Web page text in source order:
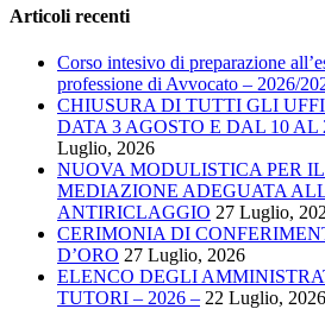
Articoli recenti
Corso intesivo di preparazione
professione di Avvocato – 2026/
CHIUSURA DI TUTTI GLI
DATA 3 AGOSTO E DAL 10 AL
Luglio, 2026
NUOVA MODULISTICA PER
MEDIAZIONE ADEGUATA
ANTIRICLAGGIO 27 Luglio,
CERIMONIA DI
D’ORO 27 Luglio, 2026
ELENCO DEGLI
TUTORI – 2026 – 22 Luglio, 2026